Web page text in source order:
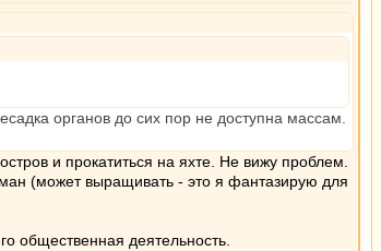
органов до сих пор не доступна массам.
и прокатиться на яхте. Не вижу проблем.
(может выращивать - это я фантазирую для
общественная деятельность.